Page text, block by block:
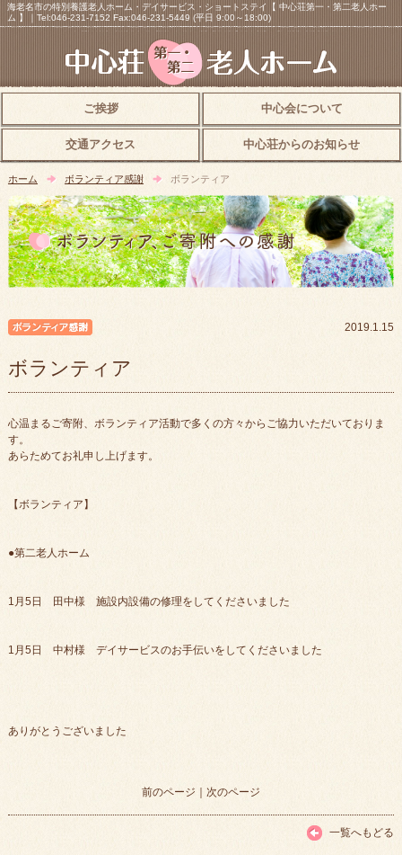
海老名市の特別養護老人ホーム・デイサービス・ショートステイ【 中心荘第一・第二老人ホー
ム 】｜Tel:046-231-7152 Fax:046-231-5449 (平日 9:00～18:00)
ご挨拶 中心会について
交通アクセス 中心荘からのお知らせ
ホーム ボランティア感謝 ボランティア
2019.1.15
ボランティア
心温まるご寄附、ボランティア活動で多くの方々からご協力いただいておりま
す。
あらためてお礼申し上げます。
【ボランティア】
●第二老人ホーム
1月5日 田中様 施設内設備の修理をしてくださいました
1月5日 中村様 デイサービスのお手伝いをしてくださいました
ありがとうございました
前のページ ｜ 次のページ
一覧へもどる